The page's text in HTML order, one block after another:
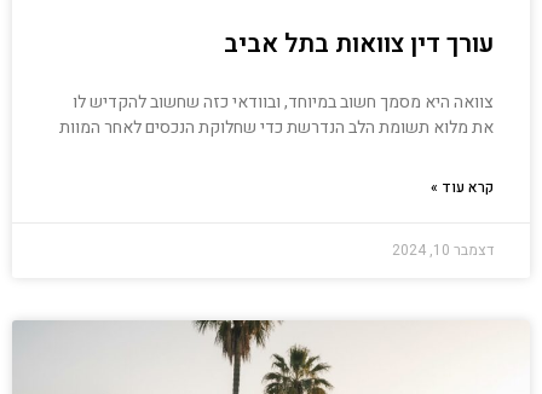
עורך דין צוואות בתל אביב
צוואה היא מסמך חשוב במיוחד, ובוודאי כזה שחשוב להקדיש לו
את מלוא תשומת הלב הנדרשת כדי שחלוקת הנכסים לאחר המוות
קרא עוד »
דצמבר 10, 2024